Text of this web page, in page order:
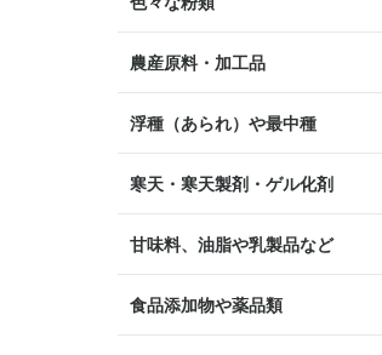
澱粉
小麦粉
きな粉
ミックス粉
その他の粉類
農産原料・加工品
果実
よもぎ
栗・梅・柚子・金柑など
豆
抹茶
ごま・木の実など
芋・しょうが など
その他の製菓材料
浮種（あられ）や最中種
寒天・寒天製剤・ゲル化剤
甘味料、油脂や乳製品など
砂糖・黒糖・和三盆など
水飴・蜂蜜
卵・乳製品・油脂・チョコ他
酒類
食品添加物や薬品類